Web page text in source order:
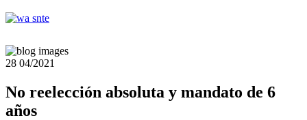
28 04/2021
No reelección absoluta y mandato de 6
años